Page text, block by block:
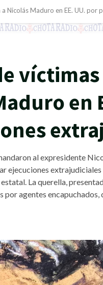
Nicolás Maduro en EE. UU. por
víctimas
en
al expresidente
ejecuciones extrajudiciales
La querella,
por agentes